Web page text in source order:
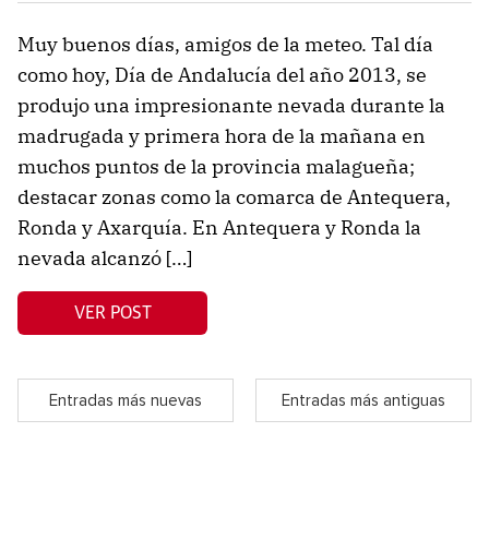
Muy buenos días, amigos de la meteo. Tal día
como hoy, Día de Andalucía del año 2013, se
produjo una impresionante nevada durante la
madrugada y primera hora de la mañana en
muchos puntos de la provincia malagueña;
destacar zonas como la comarca de Antequera,
Ronda y Axarquía. En Antequera y Ronda la
nevada alcanzó […]
VER POST
Entradas más nuevas Entradas más antiguas